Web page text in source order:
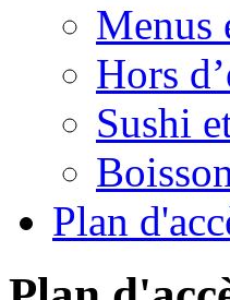
Menus
Hors
Sushi
Plan